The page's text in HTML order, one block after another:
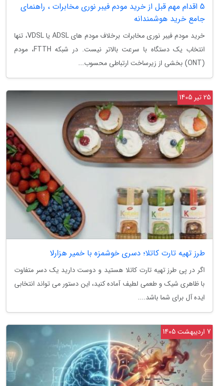
5 اقدام مهم قبل از خرید مودم فیبر نوری مخابرات ، راهنمای
جامع خرید هوشمندانه
خرید مودم فیبر نوری مخابرات برخلاف مودم های ADSL یا VDSL، تنها
انتخاب یک دستگاه با سرعت بالاتر نیست. در شبکه FTTH، مودم
(ONT) بخشی از زیرساخت ارتباطی محسوب...
طرز تهیه تارت کاتلا؛ دسری خوشمزه با خمیر هزارلا
اگر در پی طرز تهیه تارت کاتلا هستید و دوست دارید یک دسر متفاوت
با ظاهری شیک و طعمی لطیف آماده کنید، این دستور می تواند انتخابی
ایده آل برای شما باشد....
25 تیر 1405
7 اردیبهشت 1405